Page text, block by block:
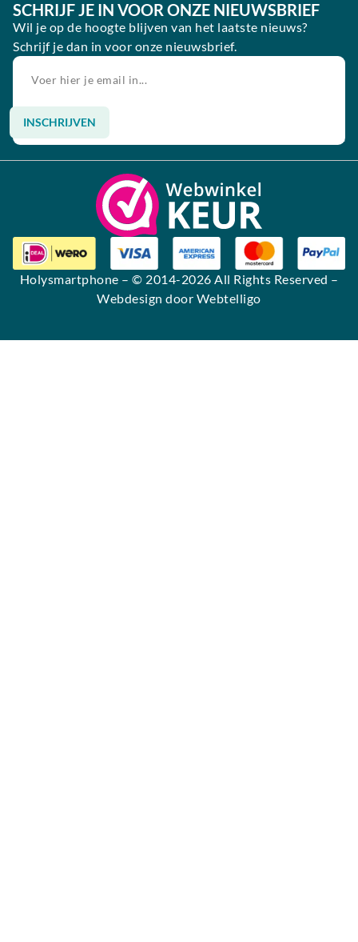
SCHRIJF JE IN VOOR ONZE NIEUWSBRIEF
Wil je op de hoogte blijven van het laatste nieuws?
Schrijf je dan in voor onze nieuwsbrief.
INSCHRIJVEN
Alternative:
Holysmartphone – © 2014-2026 All Rights Reserved –
Webdesign door Webtelligo